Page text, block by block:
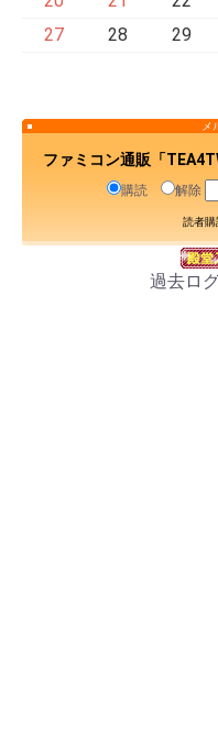
27
28 29
メ
ファミコン通販「
購読 解除
読者購
過去ロ